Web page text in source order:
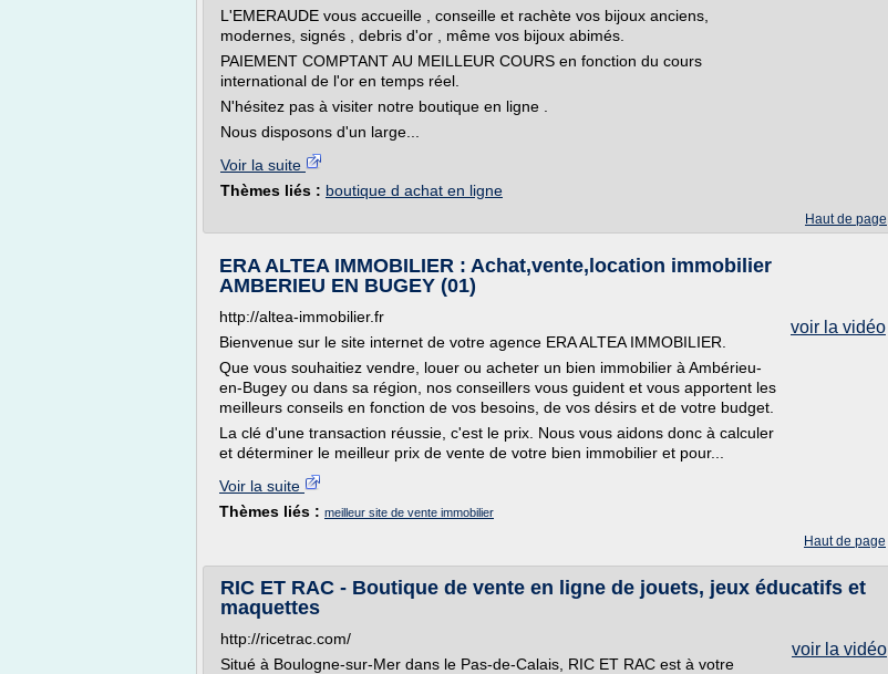
L'EMERAUDE vous accueille , conseille et rachète vos bijoux anciens,
modernes, signés , debris d'or , même vos bijoux abimés.
PAIEMENT COMPTANT AU MEILLEUR COURS en fonction du cours
international de l'or en temps réel.
N'hésitez pas à visiter notre boutique en ligne .
Nous disposons d'un large...
Voir la suite
Thèmes liés : boutique d achat en ligne
Haut de page
ERA ALTEA IMMOBILIER : Achat,vente,location immobilier
AMBERIEU EN BUGEY (01)
voir la vidéo
http://altea-immobilier.fr
Bienvenue sur le site internet de votre agence ERA ALTEA IMMOBILIER.
Que vous souhaitiez vendre, louer ou acheter un bien immobilier à Ambérieu-
en-Bugey ou dans sa région, nos conseillers vous guident et vous apportent les
meilleurs conseils en fonction de vos besoins, de vos désirs et de votre budget.
La clé d'une transaction réussie, c'est le prix. Nous vous aidons donc à calculer
et déterminer le meilleur prix de vente de votre bien immobilier et pour...
Voir la suite
Thèmes liés : meilleur site de vente immobilier
Haut de page
RIC ET RAC - Boutique de vente en ligne de jouets, jeux éducatifs et
maquettes
voir la vidéo
http://ricetrac.com/
Situé à Boulogne-sur-Mer dans le Pas-de-Calais, RIC ET RAC est à votre